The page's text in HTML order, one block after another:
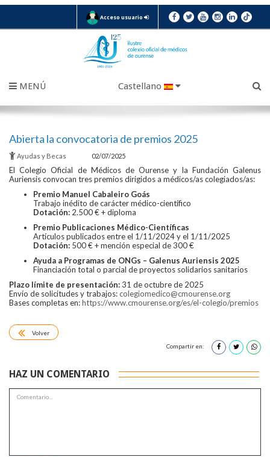
Acceso usuario
MENÚ Castellano
Abierta la convocatoria de premios 2025
Ayudas y Becas 02/07/2025
El Colegio Oficial de Médicos de Ourense y la Fundación Galenus
Auriensis convocan tres premios dirigidos a médicos/as colegiados/as:
Premio Manuel Cabaleiro Goás
Trabajo inédito de carácter médico-científico
Dotación: 2.500 € + diploma
Premio Publicaciones Médico-Científicas
Artículos publicados entre el 1/11/2024 y el 1/11/2025
Dotación: 500 € + mención especial de 300 €
Ayuda a Programas de ONGs – Galenus Auriensis 2025
Financiación total o parcial de proyectos solidarios sanitarios
Plazo límite de presentación:31 de octubre de 2025
Envío de solicitudes y trabajos:colegiomedico@cmourense.org
Bases completas en:https://www.cmourense.org/es/el-colegio/premios
Volver
Compartir en:
HAZ UN COMENTARIO